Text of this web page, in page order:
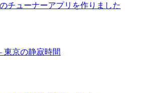
チューナーアプリを作りました
東京の静寂時間